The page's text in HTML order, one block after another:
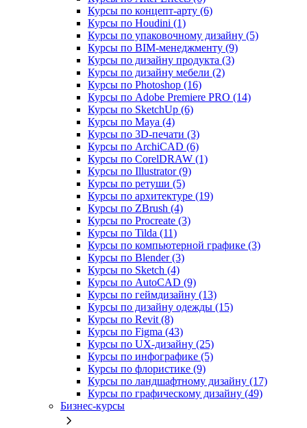
Курсы по концепт‑арту (6)
Курсы по Houdini (1)
Курсы по упаковочному дизайну (5)
Курсы по BIM‑менеджменту (9)
Курсы по дизайну продукта (3)
Курсы по дизайну мебели (2)
Курсы по Photoshop (16)
Курсы по Adobe Premiere PRO (14)
Курсы по SketchUp (6)
Курсы по Maya (4)
Курсы по 3D-печати (3)
Курсы по ArchiCAD (6)
Курсы по CorelDRAW (1)
Курсы по Illustrator (9)
Курсы по ретуши (5)
Курсы по архитектуре (19)
Курсы по ZBrush (4)
Курсы по Procreate (3)
Курсы по Tilda (11)
Курсы по компьютерной графике (3)
Курсы по Blender (3)
Курсы по Sketch (4)
Курсы по AutoCAD (9)
Курсы по геймдизайну (13)
Курсы по дизайну одежды (15)
Курсы по Revit (8)
Курсы по Figma (43)
Курсы по UX‑дизайну (25)
Курсы по инфографике (5)
Курсы по флористике (9)
Курсы по ландшафтному дизайну (17)
Курсы по графическому дизайну (49)
Бизнес-курсы